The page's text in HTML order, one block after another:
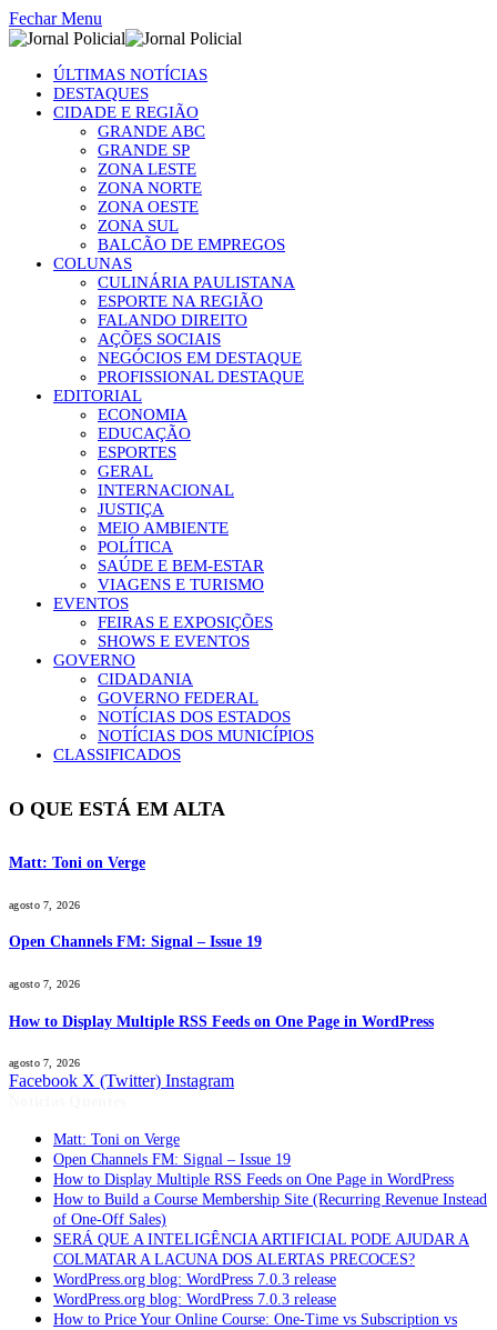
Fechar Menu
ÚLTIMAS NOTÍCIAS
DESTAQUES
CIDADE E REGIÃO
GRANDE ABC
GRANDE SP
ZONA LESTE
ZONA NORTE
ZONA OESTE
ZONA SUL
BALCÃO DE EMPREGOS
COLUNAS
CULINÁRIA PAULISTANA
ESPORTE NA REGIÃO
FALANDO DIREITO
AÇÕES SOCIAIS
NEGÓCIOS EM DESTAQUE
PROFISSIONAL DESTAQUE
EDITORIAL
ECONOMIA
EDUCAÇÃO
ESPORTES
GERAL
INTERNACIONAL
JUSTIÇA
MEIO AMBIENTE
POLÍTICA
SAÚDE E BEM-ESTAR
VIAGENS E TURISMO
EVENTOS
FEIRAS E EXPOSIÇÕES
SHOWS E EVENTOS
GOVERNO
CIDADANIA
GOVERNO FEDERAL
NOTÍCIAS DOS ESTADOS
NOTÍCIAS DOS MUNICÍPIOS
CLASSIFICADOS
O QUE ESTÁ EM ALTA
Matt: Toni on Verge
agosto 7, 2026
Open Channels FM: Signal – Issue 19
agosto 7, 2026
How to Display Multiple RSS Feeds on One Page in WordPress
agosto 7, 2026
Facebook X (Twitter) Instagram
Matt: Toni on Verge
Open Channels FM: Signal – Issue 19
How to Display Multiple RSS Feeds on One Page in WordPress
How to Build a Course Membership Site (Recurring Revenue Instead
of One-Off Sales)
SERÁ QUE A INTELIGÊNCIA ARTIFICIAL PODE AJUDAR A
COLMATAR A LACUNA DOS ALERTAS PRECOCES?
WordPress.org blog: WordPress 7.0.3 release
WordPress.org blog: WordPress 7.0.3 release
How to Price Your Online Course: One-Time vs Subscription vs